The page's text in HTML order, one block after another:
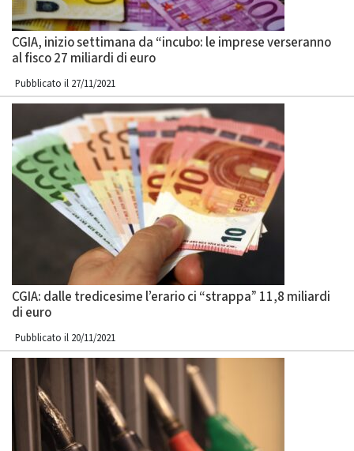
CGIA, inizio settimana da “incubo: le imprese verseranno
al fisco 27 miliardi di euro
Pubblicato il 27/11/2021
CGIA: dalle tredicesime l’erario ci “strappa” 11,8 miliardi
di euro
Pubblicato il 20/11/2021